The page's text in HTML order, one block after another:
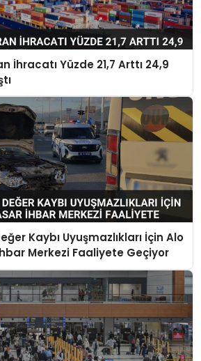
İhracatı Yüzde 21,7 Arttı 24,9
Kaybı Uyuşmazlıkları İçin Alo
Merkezi Faaliyete Geçiyor